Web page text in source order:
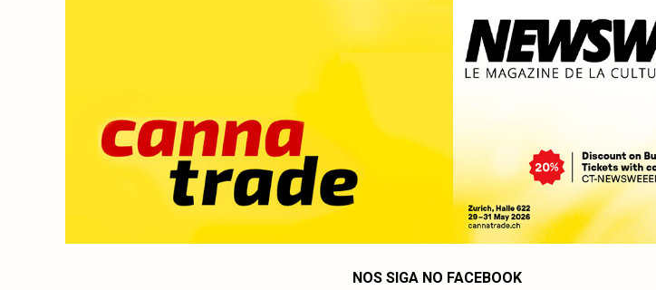
NOS SIGA NO FACEBOOK